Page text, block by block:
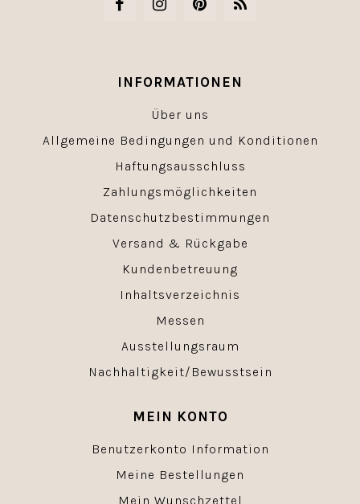
INFORMATIONEN
Über uns
Allgemeine Bedingungen und Konditionen
Haftungsausschluss
Zahlungsmöglichkeiten
Datenschutzbestimmungen
Versand & Rückgabe
Kundenbetreuung
Inhaltsverzeichnis
Messen
Ausstellungsraum
Nachhaltigkeit/Bewusstsein
MEIN KONTO
Benutzerkonto Information
Meine Bestellungen
Mein Wunschzettel